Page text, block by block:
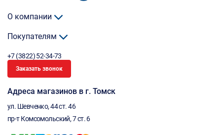
О компании
Покупателям
+7 (3822) 52-34-73
Заказать звонок
Адреса магазинов в г. Томск
ул. Шевченко, 44 ст. 46
пр-т Комсомольский, 7 ст. 6